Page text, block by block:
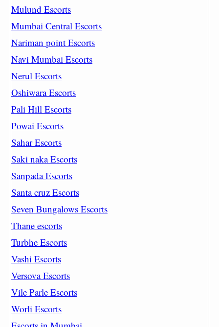
Mulund Escorts
Mumbai Central Escorts
Nariman point Escorts
Navi Mumbai Escorts
Nerul Escorts
Oshiwara Escorts
Pali Hill Escorts
Powai Escorts
Sahar Escorts
Saki naka Escorts
Sanpada Escorts
Santa cruz Escorts
Seven Bungalows Escorts
Thane escorts
Turbhe Escorts
Vashi Escorts
Versova Escorts
Vile Parle Escorts
Worli Escorts